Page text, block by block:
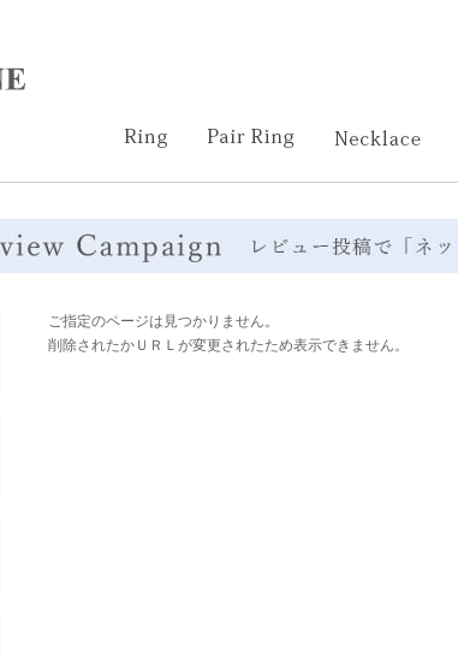
ご指定のページは見つかりません。
削除されたかＵＲＬが変更されたため表示できません。